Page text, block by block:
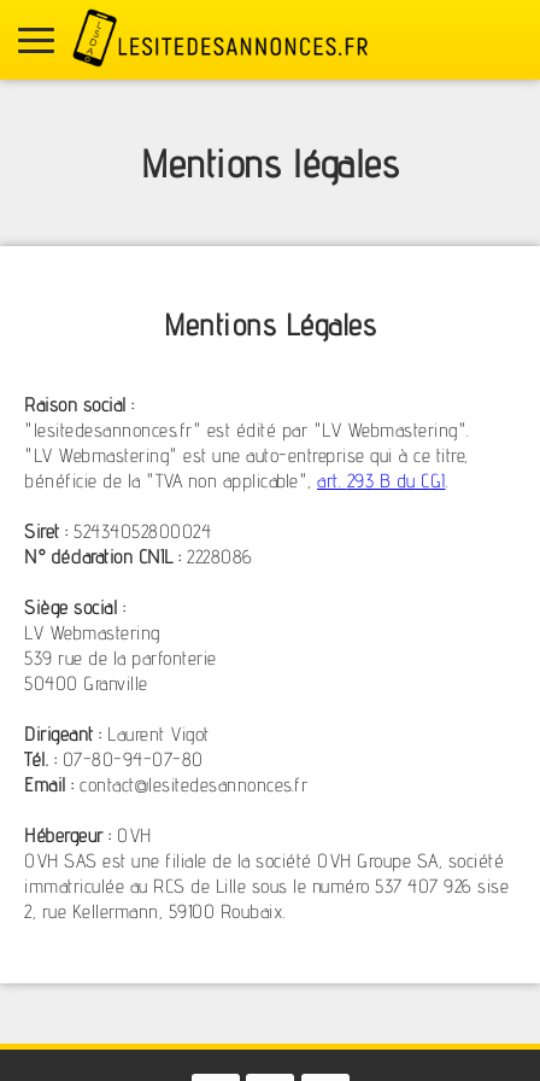
Mentions légales
Mentions Légales
Raison social :
"lesitedesannonces.fr" est édité par "LV Webmastering".
"LV Webmastering" est une auto-entreprise qui à ce titre,
bénéficie de la "TVA non applicable", art. 293 B du CGI.
Siret : 52434052800024
N° déclaration CNIL : 2228086
Siège social :
LV Webmastering
539 rue de la parfonterie
50400 Granville
Dirigeant : Laurent Vigot
Tél. : 07-80-94-07-80
Email : contact@lesitedesannonces.fr
Hébergeur : OVH
OVH SAS est une filiale de la société OVH Groupe SA, société
immatriculée au RCS de Lille sous le numéro 537 407 926 sise
2, rue Kellermann, 59100 Roubaix.